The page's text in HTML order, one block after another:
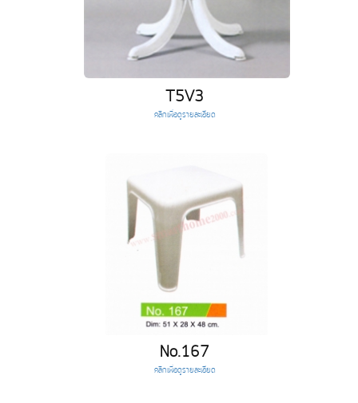
T5V3
คลิกเพื่อดูรายละเอียด
No.167
คลิกเพื่อดูรายละเอียด